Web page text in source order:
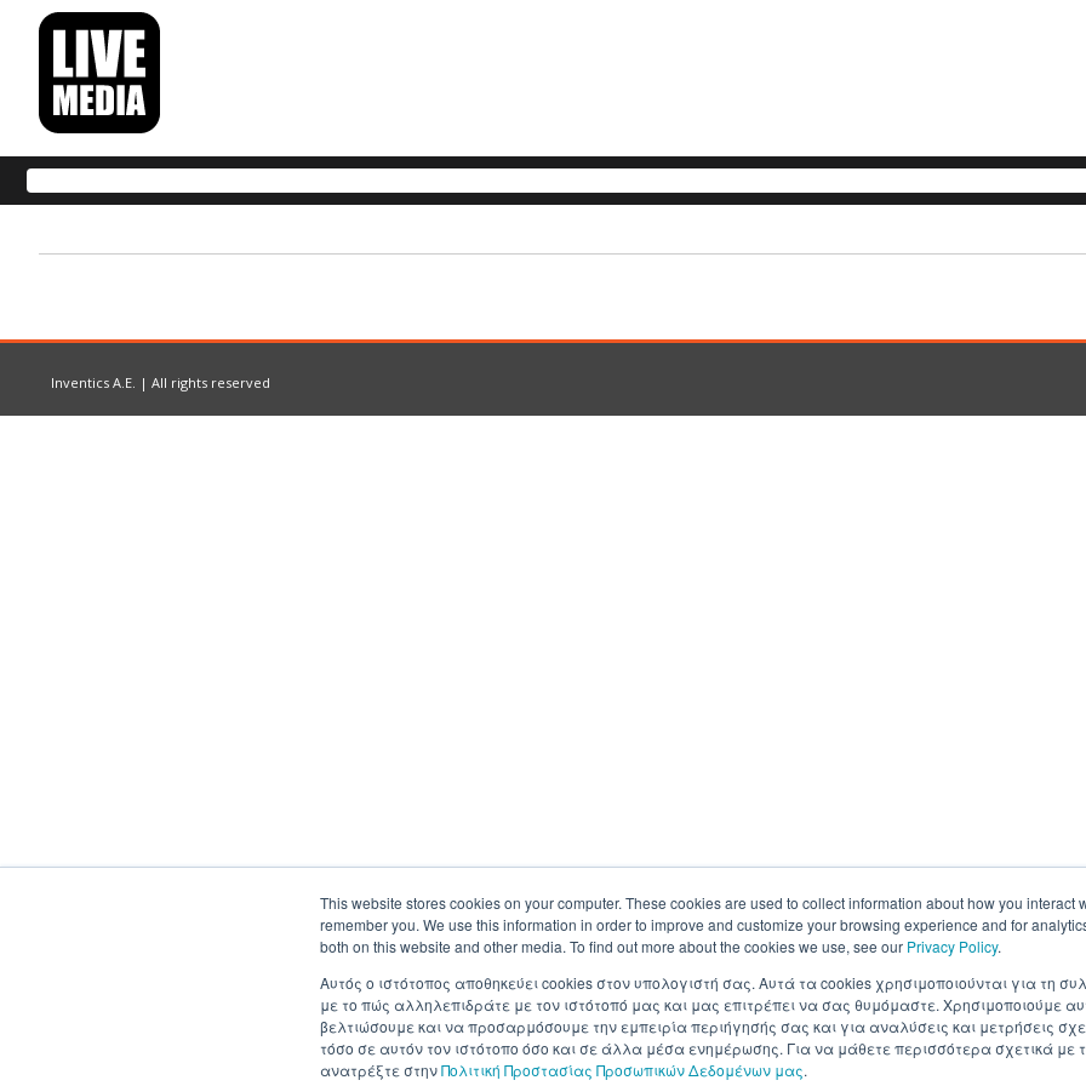
This website stores cookies on your computer. These cookies are used to collect information about how you interact
remember you. We use this information in order to improve and customize your browsing experience and for
both on this website and other media. To find out more about the cookies we use, see our Privacy Policy.
Αυτός ο ιστότοπος αποθηκεύει cookies στον υπολογιστή σας. Αυτά τα cookies χρησιμοποιούνται για τη
με το πώς αλληλεπιδράτε με τον ιστότοπό μας και μας επιτρέπει να σας θυμόμαστε. Χρησιμοποιούμε
βελτιώσουμε και να προσαρμόσουμε την εμπειρία περιήγησής σας και για αναλύσεις και μετρήσεις
τόσο σε αυτόν τον ιστότοπο όσο και σε άλλα μέσα ενημέρωσης. Για να μάθετε περισσότερα σχετικά με
ανατρέξτε στηνΠολιτική Προστασίας Προσωπικών Δεδομένων μας.
Inventics A.E. | All rights reserved